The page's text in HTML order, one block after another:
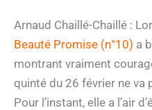
Arnaud Chaillé-Chaillé :
Beauté Promise (n°10) a
montrant vraiment
quinté du 26 février ne va
Pour l’instant, elle a l’air